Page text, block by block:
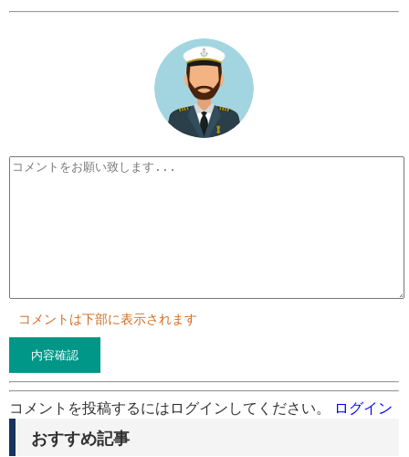
コメントは下部に表示されます
コメントを投稿するにはログインしてください。 ログイン
おすすめ記事